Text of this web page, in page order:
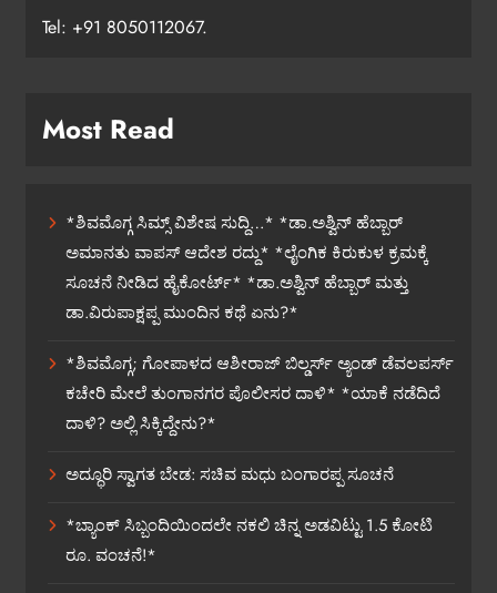
Tel: +91 8050112067.
Most Read
*ಶಿವಮೊಗ್ಗ ಸಿಮ್ಸ್ ವಿಶೇಷ ಸುದ್ದಿ…* *ಡಾ.ಅಶ್ವಿನ್ ಹೆಬ್ಬಾರ್
ಅಮಾನತು ವಾಪಸ್ ಆದೇಶ ರದ್ದು* *ಲೈಂಗಿಕ ಕಿರುಕುಳ ಕ್ರಮಕ್ಕೆ
ಸೂಚನೆ ನೀಡಿದ ಹೈಕೋರ್ಟ್* *ಡಾ.ಅಶ್ವಿನ್ ಹೆಬ್ಬಾರ್ ಮತ್ತು
ಡಾ.ವಿರುಪಾಕ್ಷಪ್ಪ ಮುಂದಿನ ಕಥೆ ಏನು?*
*ಶಿವಮೊಗ್ಗ; ಗೋಪಾಳದ ಆಶೀರಾಜ್ ಬಿಲ್ಡರ್ಸ್ ಅ್ಯಂಡ್ ಡೆವಲಪರ್ಸ್
ಕಚೇರಿ ಮೇಲೆ ತುಂಗಾನಗರ ಪೊಲೀಸರ ದಾಳಿ* *ಯಾಕೆ ನಡೆದಿದೆ
ದಾಳಿ? ಅಲ್ಲಿ ಸಿಕ್ಕಿದ್ದೇನು?*
ಅದ್ಧೂರಿ ಸ್ವಾಗತ ಬೇಡ: ಸಚಿವ ಮಧು ಬಂಗಾರಪ್ಪ ಸೂಚನೆ
*ಬ್ಯಾಂಕ್ ಸಿಬ್ಬಂದಿಯಿಂದಲೇ ನಕಲಿ ಚಿನ್ನ ಅಡವಿಟ್ಟು 1.5 ಕೋಟಿ
ರೂ. ವಂಚನೆ!*